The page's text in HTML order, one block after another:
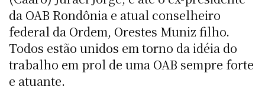
da OAB Rondônia e atual conselheiro
federal da Ordem, Orestes Muniz filho.
Todos estão unidos em torno da idéia do
trabalho em prol de uma OAB sempre forte
e atuante.